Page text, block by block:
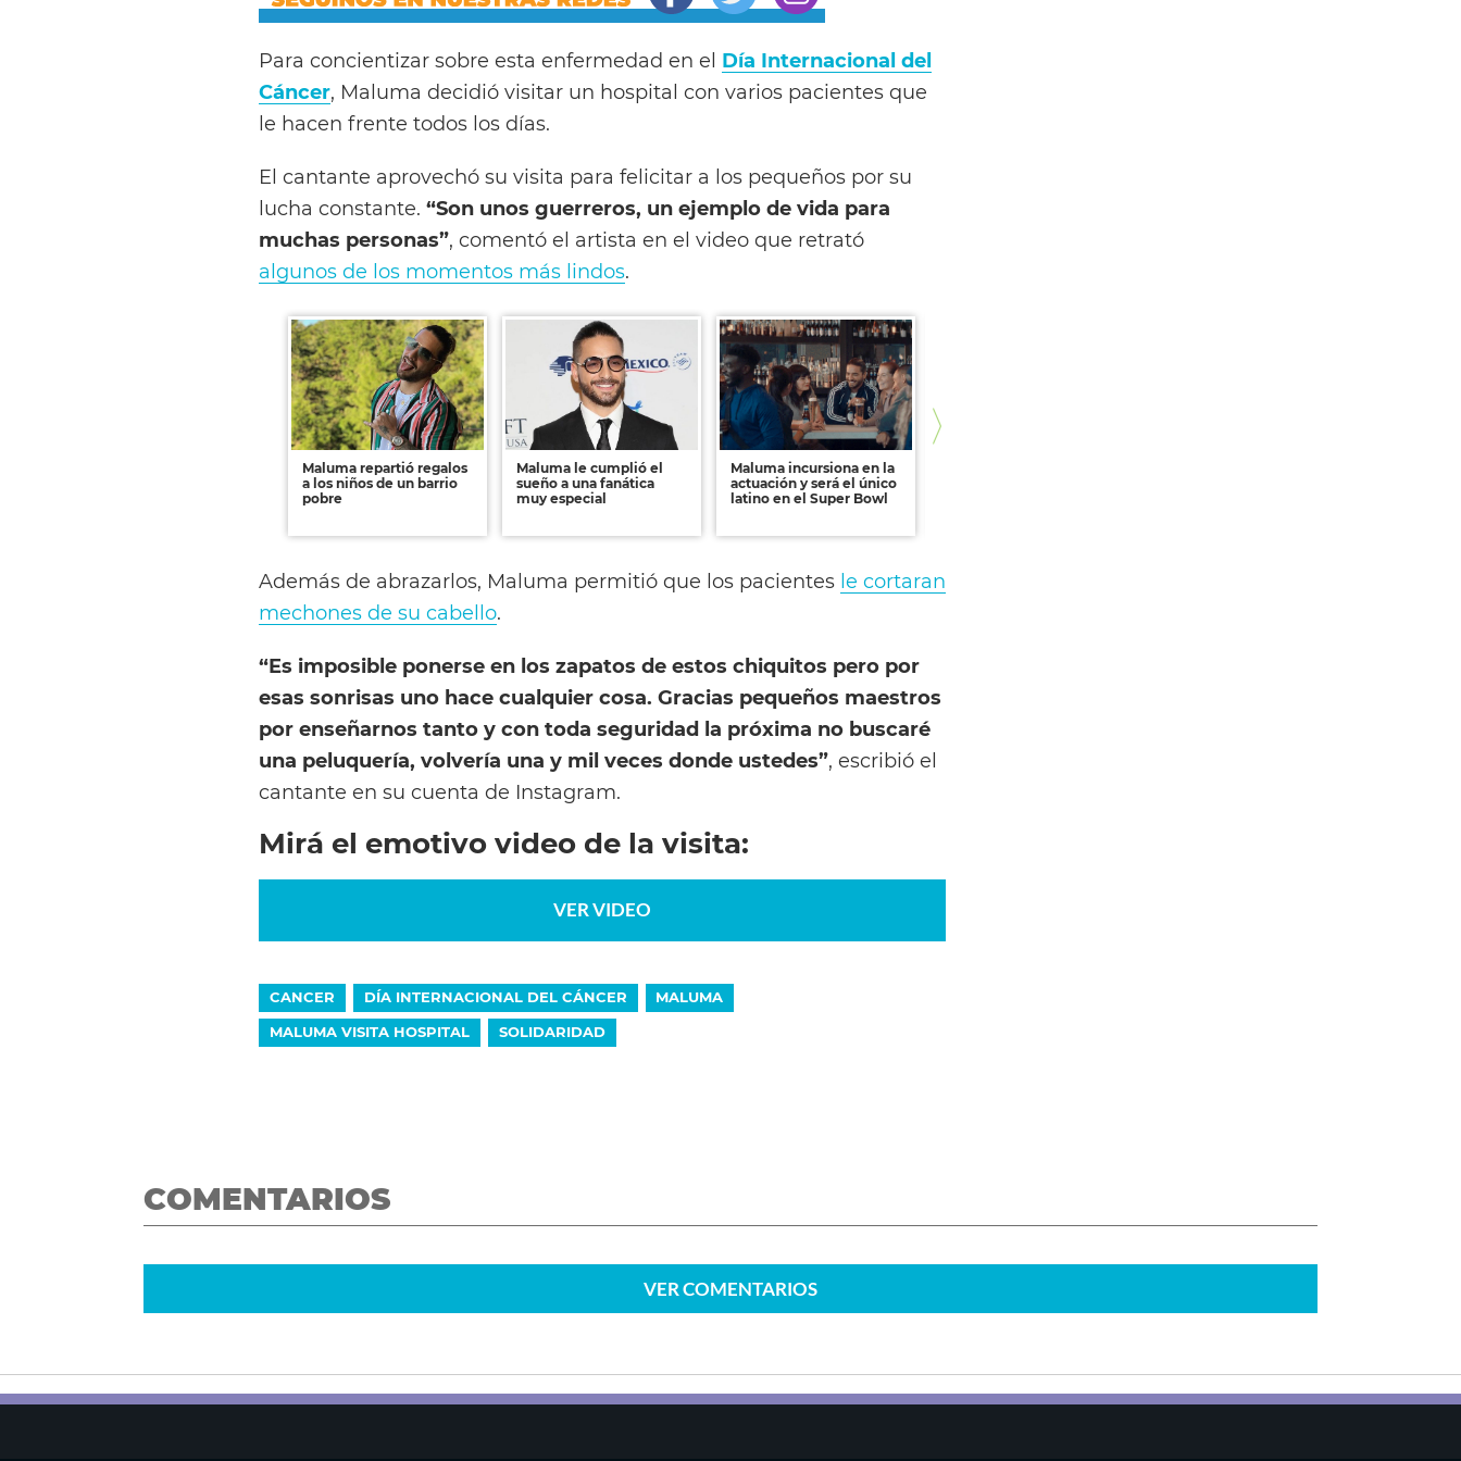
Para concientizar sobre esta enfermedad en el Día Internacional del
Cáncer, Maluma decidió visitar un hospital con varios pacientes que
le hacen frente todos los días.
El cantante aprovechó su visita para felicitar a los pequeños por su
lucha constante. “Son unos guerreros, un ejemplo de vida para
muchas personas”, comentó el artista en el video que retrató
algunos de los momentos más lindos.
Maluma repartió regalos
a los niños de un barrio
pobre
Maluma le cumplió el
sueño a una fanática
muy especial
Maluma incursiona en la
actuación y será el único
latino en el Super Bowl
Además de abrazarlos, Maluma permitió que los pacientes le cortaran
mechones de su cabello.
“Es imposible ponerse en los zapatos de estos chiquitos pero por
esas sonrisas uno hace cualquier cosa. Gracias pequeños maestros
por enseñarnos tanto y con toda seguridad la próxima no buscaré
una peluquería, volvería una y mil veces donde ustedes”, escribió el
cantante en su cuenta de Instagram.
Mirá el emotivo video de la visita:
VER VIDEO
CANCER DÍA INTERNACIONAL DEL CÁNCER
MALUMA
MALUMA VISITA HOSPITAL
SOLIDARIDAD
COMENTARIOS
VERCOMENTARIOS